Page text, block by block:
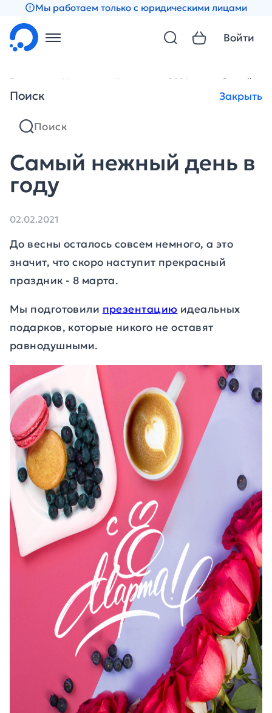
Мы работаем только с юридическими лицами
Поиск Закрыть
Войти
Главная Новости Новости за 2021 год Самый
Самый нежный день в
году
02.02.2021
До весны осталось совсем немного, а это
значит, что скоро наступит прекрасный
праздник - 8 марта.
Мы подготовили презентацию идеальных
подарков, которые никого не оставят
равнодушными.